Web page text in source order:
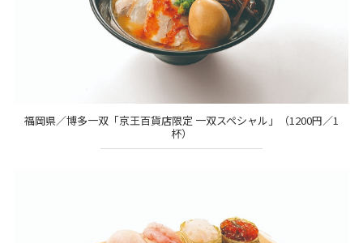
福岡県／博多一双「京王百貨店限定 一双スペシャル」（1200円／1
杯）